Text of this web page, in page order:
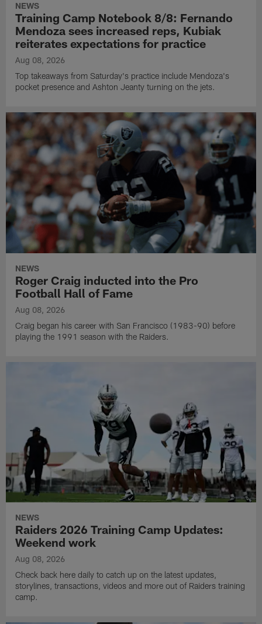
NEWS
Training Camp Notebook 8/8: Fernando
Mendoza sees increased reps, Kubiak
reiterates expectations for practice
Aug 08, 2026
Top takeaways from Saturday's practice include Mendoza's
pocket presence and Ashton Jeanty turning on the jets.
NEWS
Roger Craig inducted into the Pro
Football Hall of Fame
Aug 08, 2026
Craig began his career with San Francisco (1983-90) before
playing the 1991 season with the Raiders.
NEWS
Raiders 2026 Training Camp Updates:
Weekend work
Aug 08, 2026
Check back here daily to catch up on the latest updates,
storylines, transactions, videos and more out of Raiders training
camp.